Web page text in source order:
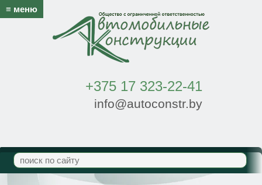
≡ меню
+375 17 323-22-41
info@autoconstr.by